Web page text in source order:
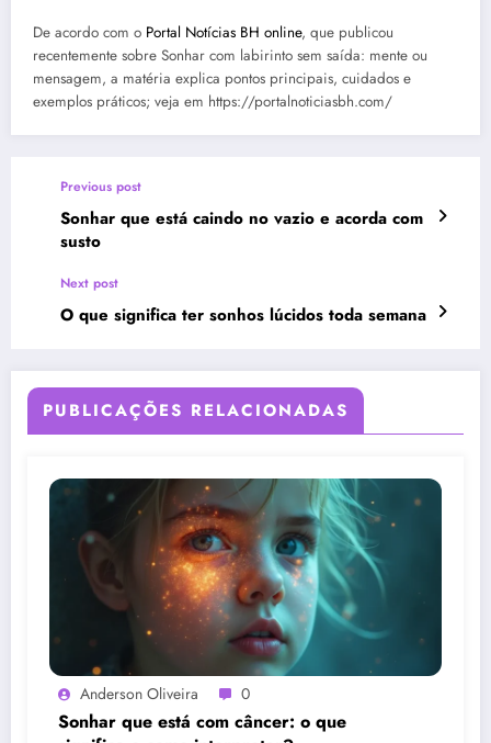
De acordo com o Portal Notícias BH online, que publicou
recentemente sobre Sonhar com labirinto sem saída: mente ou
mensagem, a matéria explica pontos principais, cuidados e
exemplos práticos; veja em https://portalnoticiasbh.com/
Previous post
Sonhar que está caindo no vazio e acorda com
susto
Next post
O que significa ter sonhos lúcidos toda semana
PUBLICAÇÕES RELACIONADAS
Anderson Oliveira 0
Sonhar que está com câncer: o que